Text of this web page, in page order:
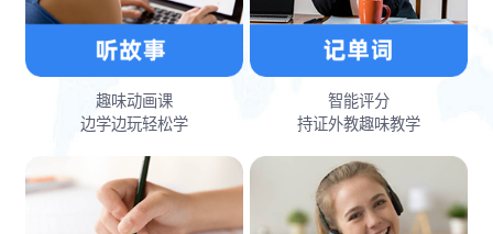
趣味动画课
边学边玩轻松学
智能评分
持证外教趣味教学